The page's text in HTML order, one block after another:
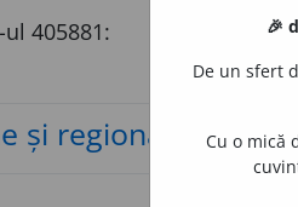
405881:
și regionalisme
🎉
De un sfert
Cu o mică